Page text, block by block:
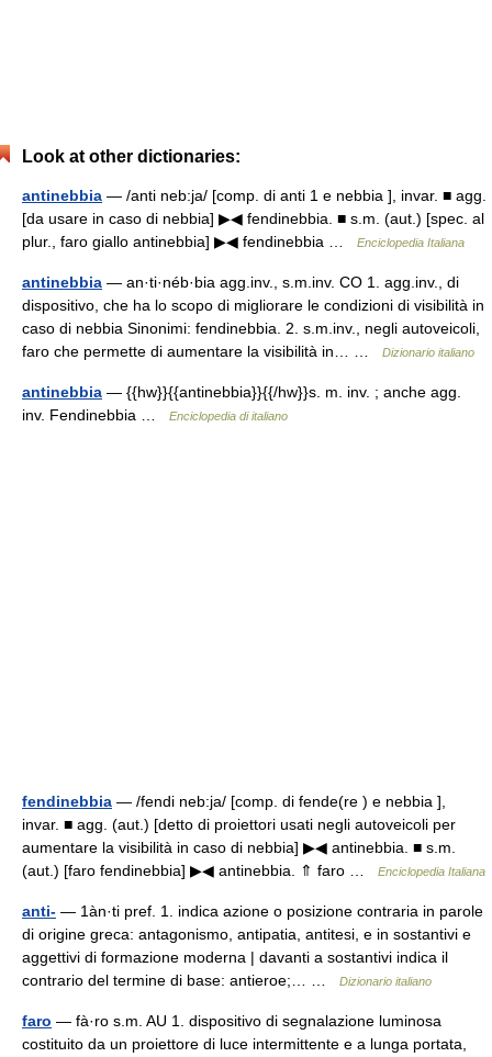
Look at other dictionaries:
antinebbia — /anti neb:ja/ [comp. di anti 1 e nebbia ], invar. ■ agg.
[da usare in caso di nebbia] ▶◀ fendinebbia. ■ s.m. (aut.) [spec. al
plur., faro giallo antinebbia] ▶◀ fendinebbia …
Enciclopedia Italiana
antinebbia — an·ti·néb·bia agg.inv., s.m.inv. CO 1. agg.inv., di
dispositivo, che ha lo scopo di migliorare le condizioni di visibilità in
caso di nebbia Sinonimi: fendinebbia. 2. s.m.inv., negli autoveicoli,
faro che permette di aumentare la visibilità in… …
Dizionario italiano
antinebbia — {{hw}}{{antinebbia}}{{/hw}}s. m. inv. ; anche agg.
inv. Fendinebbia …
Enciclopedia di italiano
fendinebbia — /fendi neb:ja/ [comp. di fende(re ) e nebbia ],
invar. ■ agg. (aut.) [detto di proiettori usati negli autoveicoli per
aumentare la visibilità in caso di nebbia] ▶◀ antinebbia. ■ s.m.
(aut.) [faro fendinebbia] ▶◀ antinebbia. ⇑ faro …
Enciclopedia Italiana
anti- — 1àn·ti pref. 1. indica azione o posizione contraria in parole
di origine greca: antagonismo, antipatia, antitesi, e in sostantivi e
aggettivi di formazione moderna | davanti a sostantivi indica il
contrario del termine di base: antieroe;… …
Dizionario italiano
faro — fà·ro s.m. AU 1. dispositivo di segnalazione luminosa
costituito da un proiettore di luce intermittente e a lunga portata,